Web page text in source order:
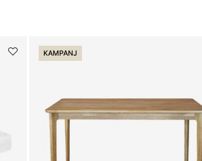
KAMPANJ